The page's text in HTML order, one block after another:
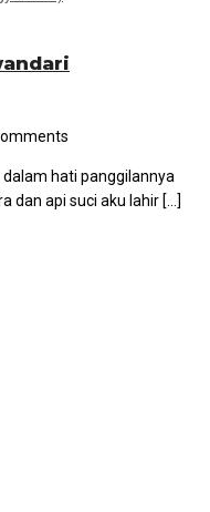
hati panggilannya
dan api suci aku lahir […]